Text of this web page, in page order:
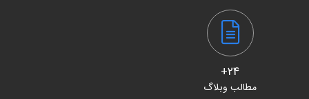
24+
مطالب وبلاگ